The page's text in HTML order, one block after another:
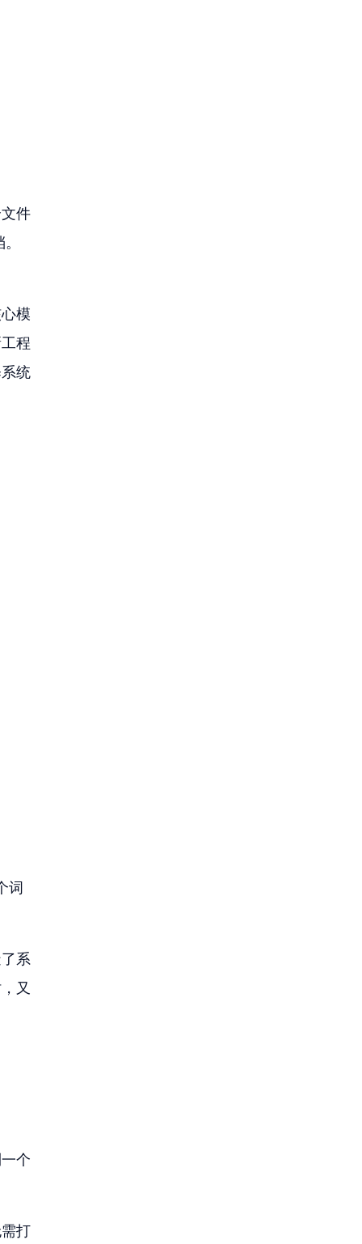
件
模
程
统
词
系
又
个
打